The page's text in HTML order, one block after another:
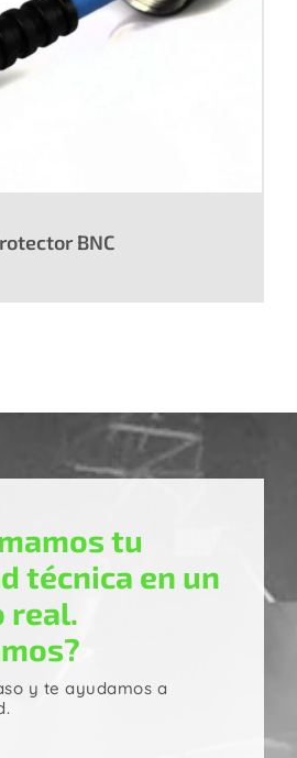
BNC
tu
técnica en un
real.
y te ayudamos a